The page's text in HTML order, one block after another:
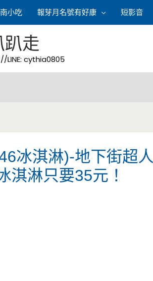
小吃 報芽月名號有好康 短影音
趴走
//LINE: cythia0805
冰淇淋)-地下街超人
淇淋只要35元！